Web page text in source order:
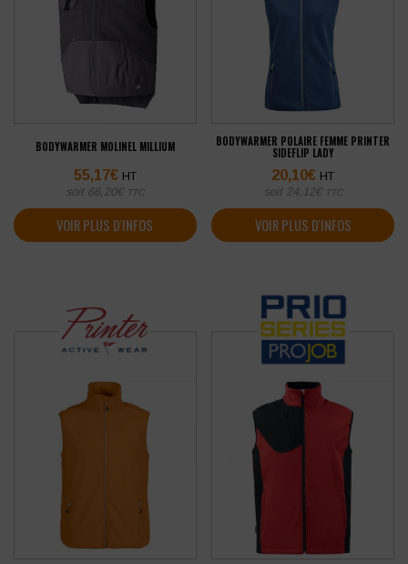
BODYWARMER MOLINEL MILLIUM
55,17€ HT
soit 66,20€ TTC
VOIR PLUS D'INFOS
BODYWARMER POLAIRE FEMME PRINTER
SIDEFLIP LADY
20,10€ HT
soit 24,12€ TTC
VOIR PLUS D'INFOS